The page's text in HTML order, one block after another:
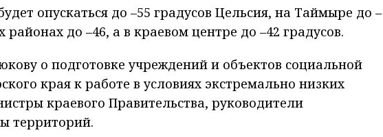
опускаться до –55 градусов Цельсия, на Таймыре до –
до –46, а в краевом центре до –42 градусов.
о подготовке учреждений и объектов социальной
края к работе в условиях экстремально низких
краевого Правительства, руководители
территорий.